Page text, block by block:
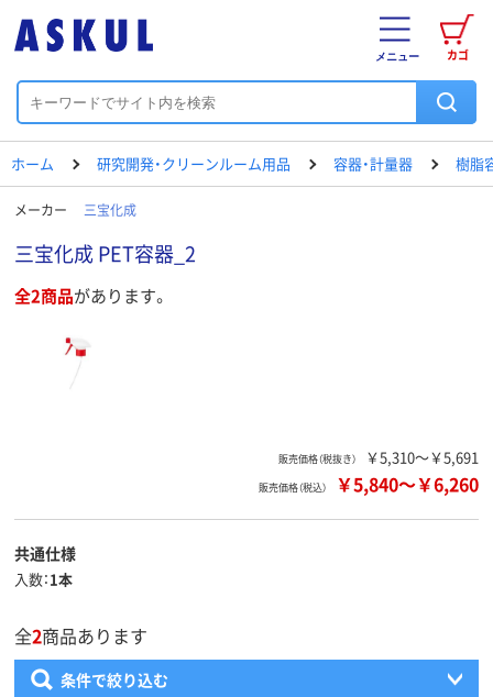
カゴ
メニュー
ホーム 研究開発・クリーンルーム用品 容器・計量器 樹脂
メーカー 三宝化成
三宝化成 PET容器_2
全2商品があります。
販売価格（税抜き） ￥5,310～￥5,691
販売価格（税込） ￥5,840～￥6,260
共通仕様
入数 1本
全2商品あります
条件で絞り込む